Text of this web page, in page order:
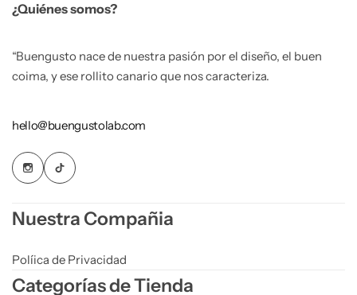
¿Quiénes somos?
“Buengusto nace de nuestra pasión por el diseño, el buen
coima, y ese rollito canario que nos caracteriza.
hello@buengustolab.com
Nuestra Compañia
Políica de Privacidad
Categorías de Tienda